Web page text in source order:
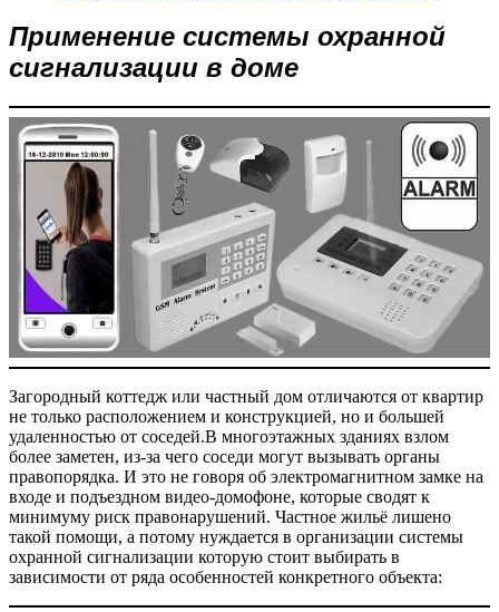
Применение системы охранной
сигнализации в доме
Загородный коттедж или частный дом отличаются от квартир
не только расположением и конструкцией, но и большей
удаленностью от соседей.В многоэтажных зданиях взлом
более заметен, из-за чего соседи могут вызывать органы
правопорядка. И это не говоря об электромагнитном замке на
входе и подъездном видео-домофоне, которые сводят к
минимуму риск правонарушений. Частное жильё лишено
такой помощи, а потому нуждается в организации системы
охранной сигнализации которую стоит выбирать в
зависимости от ряда особенностей конкретного объекта: